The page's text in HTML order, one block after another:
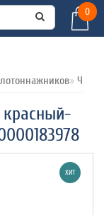
0
красный-
ХИТ